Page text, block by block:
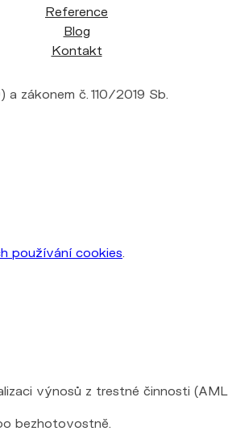
Reference
Blog
Kontakt
zákonem č. 110/2019 Sb.
používání cookies
výnosů z trestné činnosti
bezhotovostně.